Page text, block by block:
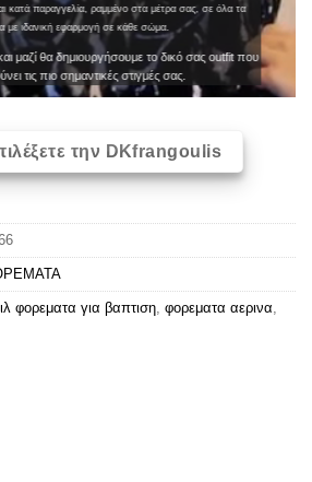
κατά παραγγελία, ραμμένο στα μέτρα σας, σε όλα τα
με ιδανική εφαρμογή σε κάθε σώμα.
μαζί θα δημιουργήσουμε το δικό σας outfit που
τις πιο σημαντικές στιγμές σας.
την DKfrangoulis
φορεματα για βαπτιση φορεματα αερινα